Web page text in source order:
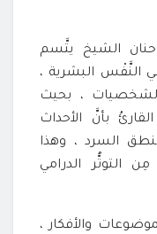
الشيخ يتَّسم
النَّفْس البشرية ،
الشخصيات ، بحيث
بأنَّ الأحداث
السرد ، وهذا
التوتُّر الدرامي
والأفكار ،